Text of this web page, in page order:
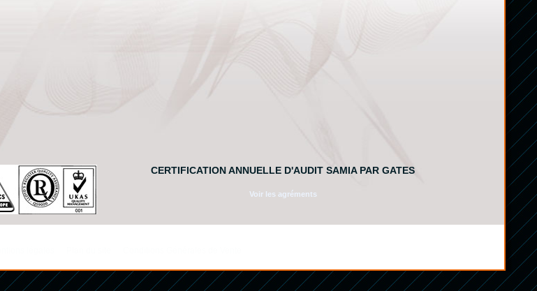
CERTIFICATION ANNUELLE D'AUDIT SAMIA PAR GATES
Voir les agréments